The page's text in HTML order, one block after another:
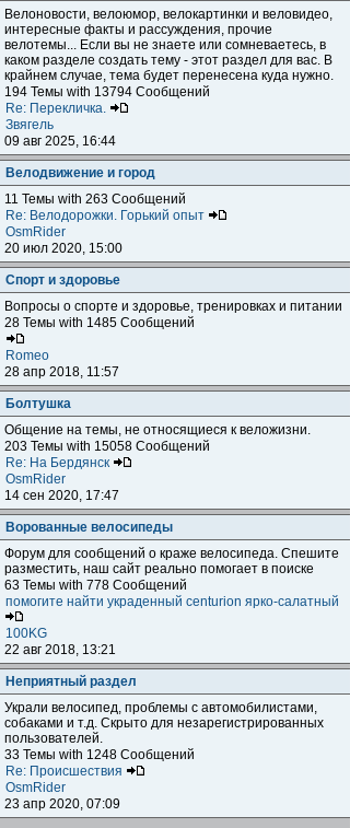
Велоновости, велоюмор, велокартинки и веловидео,
интересные факты и рассуждения, прочие
велотемы... Если вы не знаете или сомневаетесь, в
каком разделе создать тему - этот раздел для вас. В
крайнем случае, тема будет перенесена куда нужно.
194 Темы with 13794 Сообщений
Re: Перекличка.
Звягель
09 авг 2025, 16:44
Велодвижение и город
11 Темы with 263 Сообщений
Re: Велодорожки. Горький опыт
OsmRider
20 июл 2020, 15:00
Спорт и здоровье
Вопросы о спорте и здоровье, тренировках и питании
28 Темы with 1485 Сообщений
Romeo
28 апр 2018, 11:57
Болтушка
Общение на темы, не относящиеся к веложизни.
203 Темы with 15058 Сообщений
Re: На Бердянск
OsmRider
14 сен 2020, 17:47
Ворованные велосипеды
Форум для сообщений о краже велосипеда. Спешите
разместить, наш сайт реально помогает в поиске
63 Темы with 778 Сообщений
помогите найти украденный centurion ярко-салатный
100KG
22 авг 2018, 13:21
Неприятный раздел
Украли велосипед, проблемы с автомобилистами,
собаками и т.д. Скрыто для незарегистрированных
пользователей.
33 Темы with 1248 Сообщений
Re: Происшествия
OsmRider
23 апр 2020, 07:09